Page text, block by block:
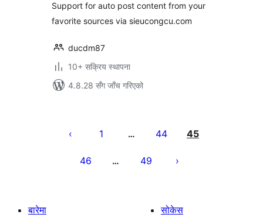
Support for auto post content from your
favorite sources via sieucongcu.com
ducdm87
10+ सक्रिय स्थापना
4.8.28 सँग जाँच गरिएको
पृष्ठाङ्कन1 … 44 45
46 … 49
बारेमा
सोकेस